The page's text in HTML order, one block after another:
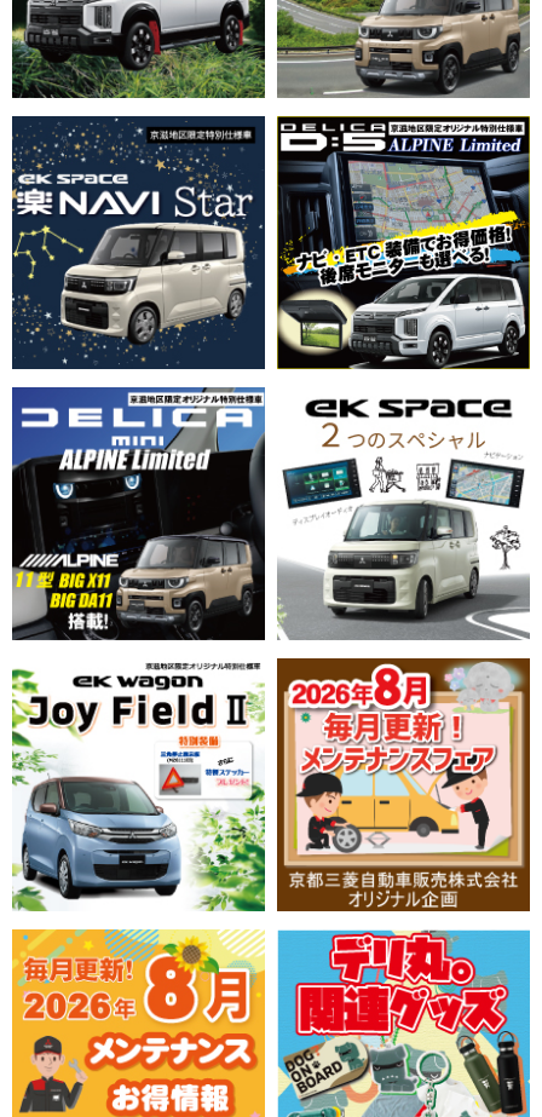
2026/06/25 新車情報
【三菱自動車工業株式会社】クロスオーバーSUV『アウトラ
2026/06/20 新車情報
『パジェロ ティザーサイト』の情報公開しました。
2026/06/18 新車情報
【三菱自動車工業株式会社】軽乗用EV『eKクロス EV』を
一部改良
2026/06/11 お知らせ
【三菱自動車工業株式会社】チーム三菱ラリーアート、アジ
アクロスカントリーラリー連覇に向けて始動、『トライト
ン』の耐久試験で確かな手応え
2026/06/04 新車情報
京都三菱自動車販売グループ創立75周年記念限定車「eKス
ペース 楽ナビStar」発売！
2026/06/04 新車情報
京都三菱自動車販売グループ創立75周年記念限定車「デリカ
2026/06/04 新車情報
京都三菱自動車販売グループ創立75周年記念限定車「デリカ
D:5 JAOS Version」発売！
2026/05/29 新車情報
三菱自動車工業株式会社
新型クロスカントリーSUV『パジェロ』を2026年秋に世界
初公開
2026/05/28 新車情報
【三菱自動車工業株式会社】軽商用車『ミニキャブ バ
ン』、軽乗用車『タウンボックス』を 一部改良
2026/05/23 イベント
【三菱自動車工業株式会社】「人とくるまのテクノロジー展
2026」に出展